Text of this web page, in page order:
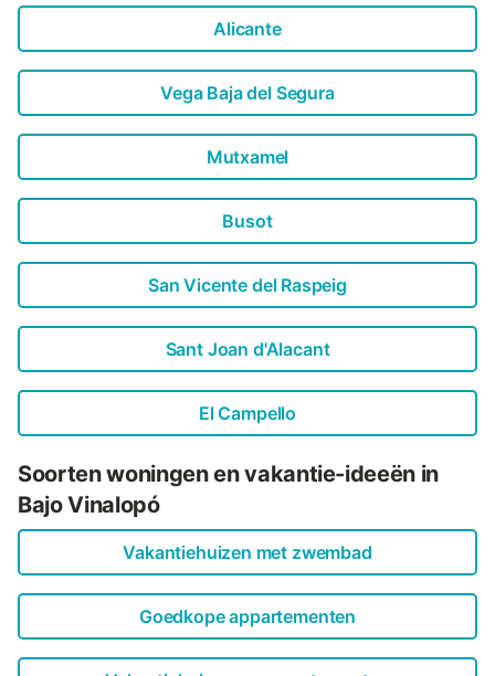
Alicante
Vega Baja del Segura
Mutxamel
Busot
San Vicente del Raspeig
Sant Joan d'Alacant
El Campello
Soorten woningen en vakantie-ideeën in
Bajo Vinalopó
Vakantiehuizen met zwembad
Goedkope appartementen